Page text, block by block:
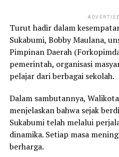
Turut hadir dalam
Sukabumi, Bobby Maulana,
Pimpinan Daerah
pemerintah, organisasi
pelajar dari berbagai sekolah.
Dalam sambutannya,
menjelaskan bahwa sejak
Sukabumi telah melalui
dinamika. Setiap masa
berharga.